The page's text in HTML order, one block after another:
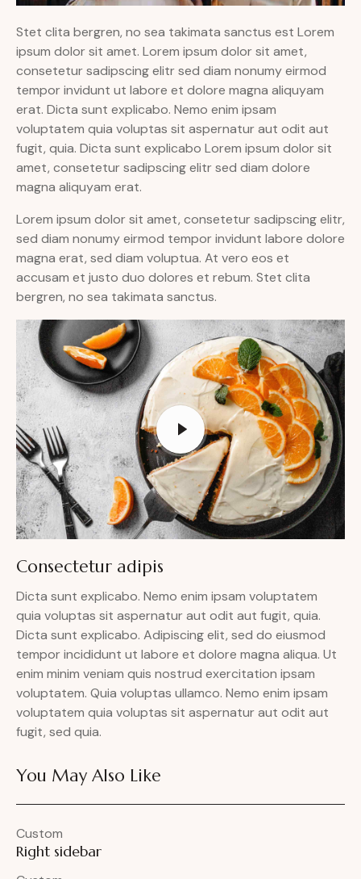
Stet clita bergren, no sea takimata sanctus est Lorem
ipsum dolor sit amet. Lorem ipsum dolor sit amet,
consetetur sadipscing elitr sed diam nonumy eirmod
tempor invidunt ut labore et dolore magna aliquyam
erat. Dicta sunt explicabo. Nemo enim ipsam
voluptatem quia voluptas sit aspernatur aut odit aut
fugit, quia. Dicta sunt explicabo Lorem ipsum dolor sit
amet, consetetur sadipscing elitr sed diam dolore
magna aliquyam erat.
Lorem ipsum dolor sit amet, consetetur sadipscing elitr,
sed diam nonumy eirmod tempor invidunt labore dolore
magna erat, sed diam voluptua. At vero eos et
accusam et justo duo dolores et rebum. Stet clita
bergren, no sea takimata sanctus.
Consectetur adipis
Dicta sunt explicabo. Nemo enim ipsam voluptatem
quia voluptas sit aspernatur aut odit aut fugit, quia.
Dicta sunt explicabo. Adipiscing elit, sed do eiusmod
tempor incididunt ut labore et dolore magna aliqua. Ut
enim minim veniam quis nostrud exercitation ipsam
voluptatem. Quia voluptas ullamco. Nemo enim ipsam
voluptatem quia voluptas sit aspernatur aut odit aut
fugit, sed quia.
You May Also Like
Custom
Right sidebar